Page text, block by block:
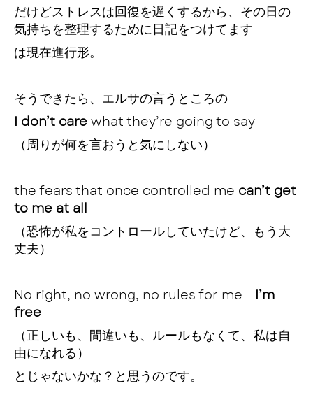
だけどストレスは回復を遅くするから、その日の
気持ちを整理するために日記をつけてます
は現在進行形。
そうできたら、エルサの言うところの
I don’t carewhat they’re going to say
（周りが何を言おうと気にしない）
the fears that once controlled me can’t get
to me at all
（恐怖が私をコントロールしていたけど、もう大
丈夫）
No right, no wrong, no rules for me I’m
free
（正しいも、間違いも、ルールもなくて、私は自
由になれる）
とじゃないかな？と思うのです。